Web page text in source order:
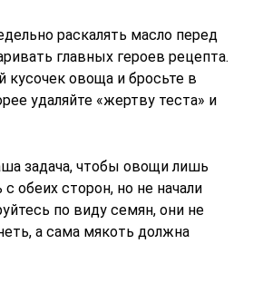
раскалять масло перед
главных героев рецепта.
кусочек овоща и бросьте в
удаляйте «жертву теста» и
задача, чтобы овощи лишь
с обеих сторон, но не начали
по виду семян, они не
а сама мякоть должна